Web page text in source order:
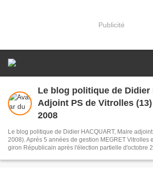
Publicité
Le blog politique de Didier
Adjoint PS de Vitrolles
2008
Le blog politique de Didier HACQUART, Maire
2008). Après 5 années de gestion MEGRET Vitrolles
giron Républicain après l'élection partielle d'octobre